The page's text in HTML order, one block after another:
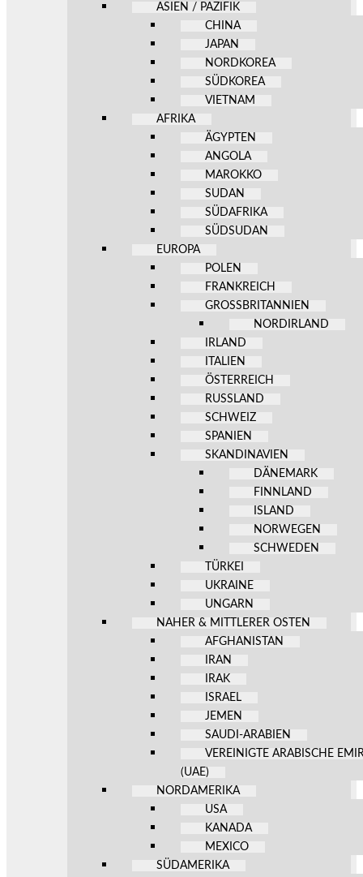
ASIEN / PAZIFIK
CHINA
JAPAN
NORDKOREA
SÜDKOREA
VIETNAM
AFRIKA
ÄGYPTEN
ANGOLA
MAROKKO
SUDAN
SÜDAFRIKA
SÜDSUDAN
EUROPA
POLEN
FRANKREICH
GROSSBRITANNIEN
NORDIRLAND
IRLAND
ITALIEN
ÖSTERREICH
RUSSLAND
SCHWEIZ
SPANIEN
SKANDINAVIEN
DÄNEMARK
FINNLAND
ISLAND
NORWEGEN
SCHWEDEN
TÜRKEI
UKRAINE
UNGARN
NAHER & MITTLERER OSTEN
AFGHANISTAN
IRAN
IRAK
ISRAEL
JEMEN
SAUDI-ARABIEN
VEREINIGTE ARABISCHE
(UAE)
NORDAMERIKA
USA
KANADA
MEXICO
SÜDAMERIKA